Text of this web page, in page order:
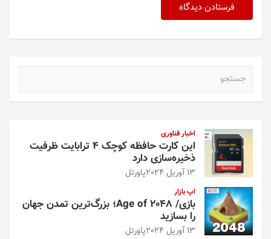
اخبار فناوری
این کارت حافظه کوچک ۴ ترابایت ظرفیت
ذخیره‌سازی دارد
13 آوریل 2024 پاورتل
اپ بازار
بازی/ Age of 2048؛ بزرگ‌ترین تمدن جهان
را بسازید
13 آوریل 2024 پاورتل